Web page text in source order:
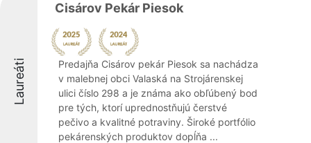
Laureáti
Cisárov Pekár Piesok
Predajňa Cisárov pekár Piesok sa nachádza
v malebnej obci Valaská na Strojárenskej
ulici číslo 298 a je známa ako obľúbený bod
pre tých, ktorí uprednostňujú čerstvé
pečivo a kvalitné potraviny. Široké portfólio
pekárenských produktov dopĺňa ...